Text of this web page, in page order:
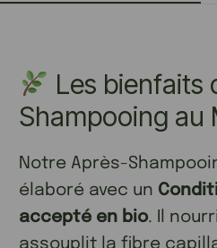
Les bienfaits
Shampooing au
Notre Après-
élaboré avec un
accepté en bio. Il
assouplit la fibre